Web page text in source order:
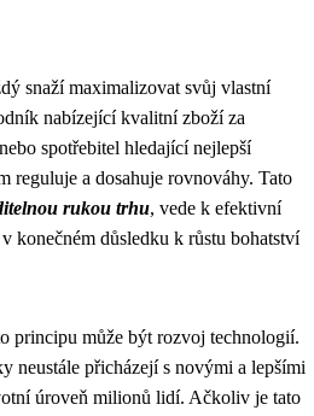
snaží maximalizovat svůj vlastní
nabízející kvalitní zboží za
spotřebitel hledající nejlepší
reguluje a dosahuje rovnováhy. Tato
rukou trhu, vede k efektivní
konečném důsledku k růstu bohatství
principu může být rozvoj technologií.
neustále přicházejí s novými a lepšími
úroveň milionů lidí. Ačkoliv je tato